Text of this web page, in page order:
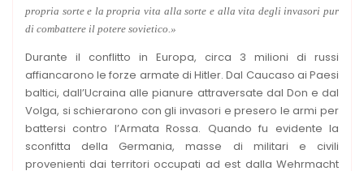
propria sorte e la propria vita alla sorte e alla vita degli invasori pur
di combattere il potere sovietico.»
Durante il conflitto in Europa, circa 3 milioni di russi
affiancarono le forze armate di Hitler. Dal Caucaso ai Paesi
baltici, dall’Ucraina alle pianure attraversate dal Don e dal
Volga, si schierarono con gli invasori e presero le armi per
battersi contro l’Armata Rossa. Quando fu evidente la
sconfitta della Germania, masse di militari e civili
provenienti dai territori occupati ad est dalla Wehrmacht